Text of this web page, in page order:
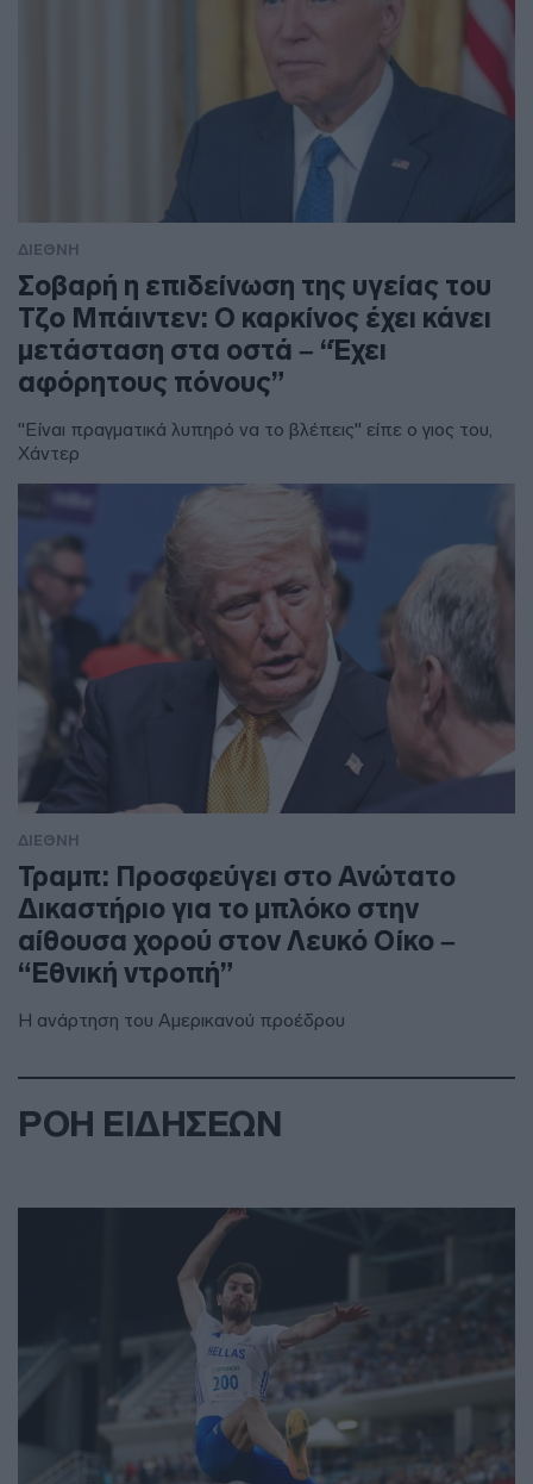
ΔΙΕΘΝΗ
Σοβαρή η επιδείνωση της υγείας του
Τζο Μπάιντεν: Ο καρκίνος έχει κάνει
μετάσταση στα οστά – “Έχει
αφόρητους πόνους”
"Είναι πραγματικά λυπηρό να το βλέπεις" είπε ο γιος του,
Χάντερ
ΔΙΕΘΝΗ
Τραμπ: Προσφεύγει στο Ανώτατο
Δικαστήριο για το μπλόκο στην
αίθουσα χορού στον Λευκό Οίκο –
“Εθνική ντροπή”
Η ανάρτηση του Αμερικανού προέδρου
ΡΟΗ ΕΙΔΗΣΕΩΝ